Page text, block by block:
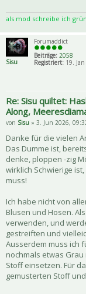
als mod schreibe ich grün
Sisu
Forumaddict
Beiträge: 2058
Registriert:19. Jan
Re: Sisu quiltet:
Along,
von Sisu » 3. Jun 2026,
Danke für die vielen
Das Dumme ist,
denke, ploppen -zig
wirklich Schwierige
muss!
Ich habe nicht von
Blusen und Hosen.
verwenden, und
gestreiften und
Ausserdem muss ich
nochmals etwas
Stoff einsetzen. Für
gemusterten Stoff